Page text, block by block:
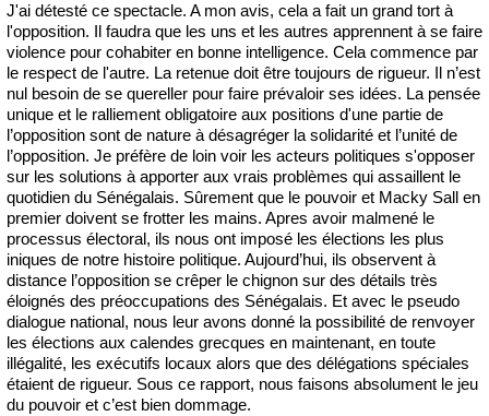
J'ai détesté ce spectacle. A mon avis, cela a fait un grand tort à
l'opposition. Il faudra que les uns et les autres apprennent à se faire
violence pour cohabiter en bonne intelligence. Cela commence par
le respect de l'autre. La retenue doit être toujours de rigueur. Il n’est
nul besoin de se quereller pour faire prévaloir ses idées. La pensée
unique et le ralliement obligatoire aux positions d'une partie de
l’opposition sont de nature à désagréger la solidarité et l’unité de
l’opposition. Je préfère de loin voir les acteurs politiques s'opposer
sur les solutions à apporter aux vrais problèmes qui assaillent le
quotidien du Sénégalais. Sûrement que le pouvoir et Macky Sall en
premier doivent se frotter les mains. Apres avoir malmené le
processus électoral, ils nous ont imposé les élections les plus
iniques de notre histoire politique. Aujourd’hui, ils observent à
distance l’opposition se crêper le chignon sur des détails très
éloignés des préoccupations des Sénégalais. Et avec le pseudo
dialogue national, nous leur avons donné la possibilité de renvoyer
les élections aux calendes grecques en maintenant, en toute
illégalité, les exécutifs locaux alors que des délégations spéciales
étaient de rigueur. Sous ce rapport, nous faisons absolument le jeu
du pouvoir et c’est bien dommage.